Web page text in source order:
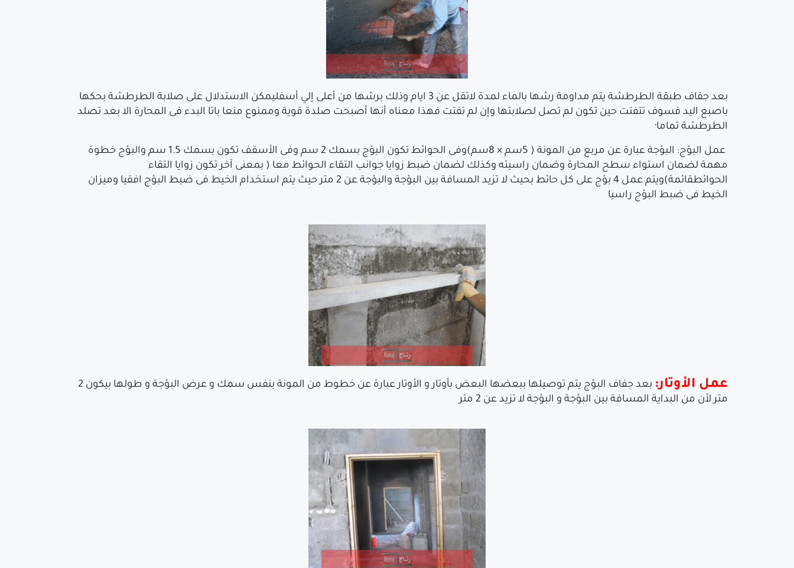
بعد جفاف طبقة الطرطشة يتم مداومة رشها بالماء لمدة لاتقل عن 3 ايام وذلك برشها من أعلى إلي أسفليمكن الاستدلال على صلابة الطرطشة بحكها
باصبع اليد فسوف تتفتت حين تكون لم تصل لصلابتها وإن لم تفتت فهذا معناه أنها أصبحت صلدة قوية وممنوع منعا باتا البدء فى المحارة الا بعد تصلد
الطرطشة تماما·
عمل البؤج: البؤجة عبارة عن مربع من المونة ( 5سم × 8سم)وفى الحوائط تكون البؤج بسمك 2 سم وفى الأسقف تكون بسمك 1.5 سم والبؤج خطوة
مهمة لضمان استواء سطح المحارة وضمان راسيته وكذلك لضمان ضبط زوايا جوانب التقاء الحوائط معا ( بمعنى آخر تكون زوايا التقاء
الحوائطقائمة)ويتم عمل 4 بؤج على كل حائط بحيث لا تزيد المسافة بين البؤجة والبؤجة عن 2 متر حيث يتم استخدام الخيط فى ضبط البؤج افقيا وميزان
الخيط فى ضبط البؤج راسيا
عمل الأوتار:
بعد جفاف البؤج يتم توصيلها ببعضها البعض بأوتار و الأوتار عبارة عن خطوط من المونة بنفس سمك و عرض البؤجة و طولها بيكون 2
متر لأن من البداية المسافة بين البؤجة و البؤجة لا تزيد عن 2 متر